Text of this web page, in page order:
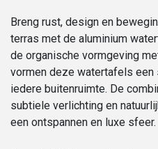
Breng rust, design en
terras met de aluminium
de organische vormgeving
vormen deze watertafels
iedere buitenruimte. De
subtiele verlichting en
een ontspannen en luxe sfeer.